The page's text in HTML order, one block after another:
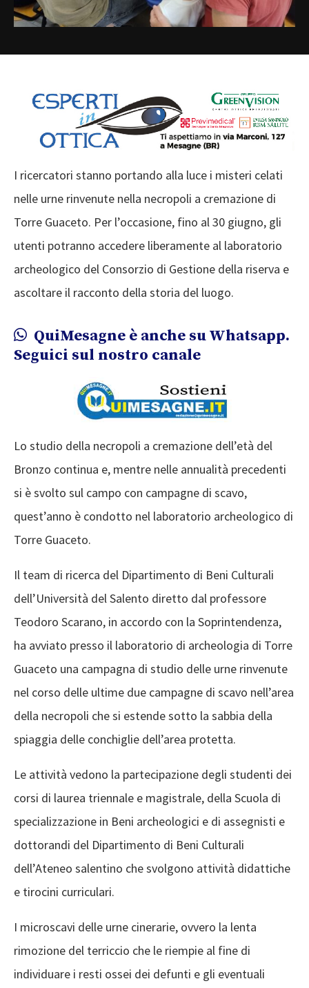
I ricercatori stanno portando alla luce i misteri celati
nelle urne rinvenute nella necropoli a cremazione di
Torre Guaceto. Per l’occasione, fino al 30 giugno, gli
utenti potranno accedere liberamente al laboratorio
archeologico del Consorzio di Gestione della riserva e
ascoltare il racconto della storia del luogo.
QuiMesagne è anche su Whatsapp.
Seguici sul nostro canale
Lo studio della necropoli a cremazione dell’età del
Bronzo continua e, mentre nelle annualità precedenti
si è svolto sul campo con campagne di scavo,
quest’anno è condotto nel laboratorio archeologico di
Torre Guaceto.
Il team di ricerca del Dipartimento di Beni Culturali
dell’Università del Salento diretto dal professore
Teodoro Scarano, in accordo con la Soprintendenza,
ha avviato presso il laboratorio di archeologia di Torre
Guaceto una campagna di studio delle urne rinvenute
nel corso delle ultime due campagne di scavo nell’area
della necropoli che si estende sotto la sabbia della
spiaggia delle conchiglie dell’area protetta.
Le attività vedono la partecipazione degli studenti dei
corsi di laurea triennale e magistrale, della Scuola di
specializzazione in Beni archeologici e di assegnisti e
dottorandi del Dipartimento di Beni Culturali
dell’Ateneo salentino che svolgono attività didattiche
e tirocini curriculari.
I microscavi delle urne cinerarie, ovvero la lenta
rimozione del terriccio che le riempie al fine di
individuare i resti ossei dei defunti e gli eventuali